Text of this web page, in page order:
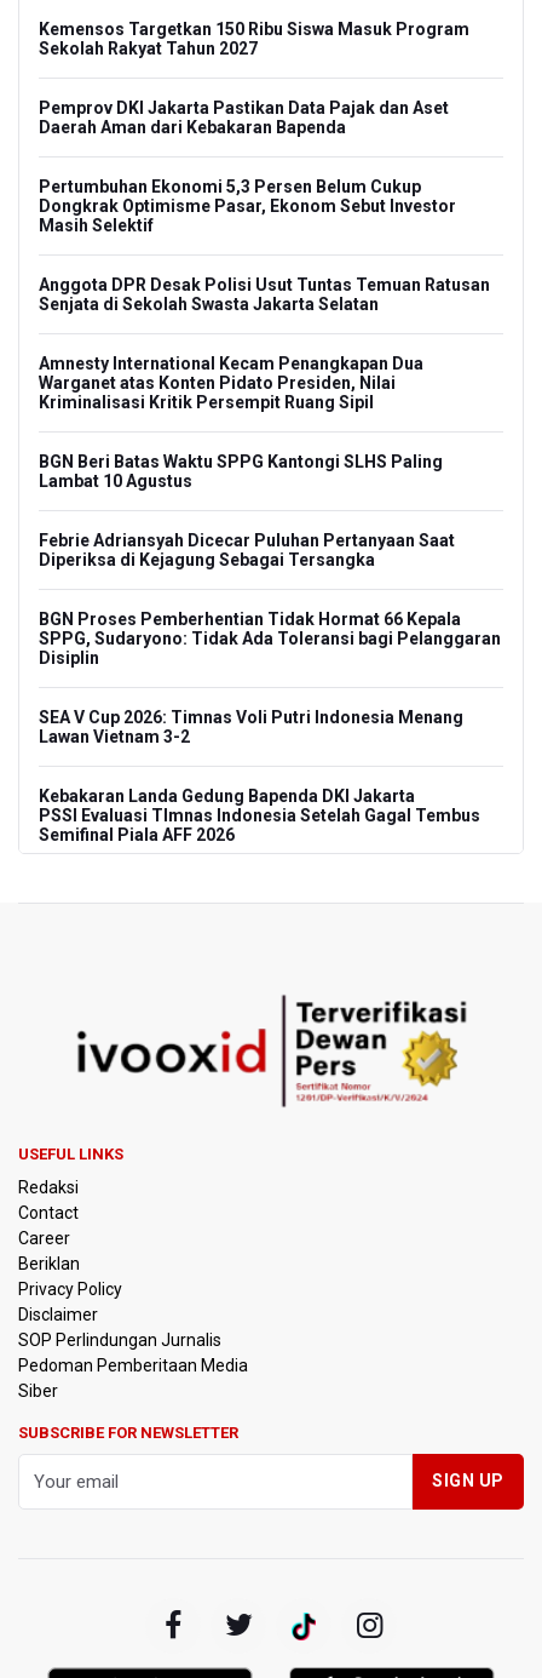
Kemensos Targetkan 150 Ribu Siswa Masuk Program
Sekolah Rakyat Tahun 2027
Pemprov DKI Jakarta Pastikan Data Pajak dan Aset
Daerah Aman dari Kebakaran Bapenda
Pertumbuhan Ekonomi 5,3 Persen Belum Cukup
Dongkrak Optimisme Pasar, Ekonom Sebut Investor
Masih Selektif
Anggota DPR Desak Polisi Usut Tuntas Temuan Ratusan
Senjata di Sekolah Swasta Jakarta Selatan
Amnesty International Kecam Penangkapan Dua
Warganet atas Konten Pidato Presiden, Nilai
Kriminalisasi Kritik Persempit Ruang Sipil
BGN Beri Batas Waktu SPPG Kantongi SLHS Paling
Lambat 10 Agustus
Febrie Adriansyah Dicecar Puluhan Pertanyaan Saat
Diperiksa di Kejagung Sebagai Tersangka
BGN Proses Pemberhentian Tidak Hormat 66 Kepala
SPPG, Sudaryono: Tidak Ada Toleransi bagi Pelanggaran
Disiplin
SEA V Cup 2026: Timnas Voli Putri Indonesia Menang
Lawan Vietnam 3-2
Kebakaran Landa Gedung Bapenda DKI Jakarta
PSSI Evaluasi TImnas Indonesia Setelah Gagal Tembus
Semifinal Piala AFF 2026
Pendakian Gunung Gede Pangrango Ditutup karena
Kebakaran Alun-alun Suryakancana
Indonesia
Perumnas Bangun Hunian Bersubsidi dengan Konsep
Bank Indonesia Sebut Cadangan Devisa Akhir Juli
Sebesar 145,3 Miliar Dolar AS
Penjelasan Kemenkes: Pasien BPJS Kesehatan Viral
Tunggu 8 Jam karena HCU RSCM Terbatas
Terkait Temuan 995 Pucuk Senjata, Yayasan Sekolah: Tak
BRIN Kembangkan Teknologi Modifikasi Cuaca hingga
USEFUL LINKS
Redaksi
Contact
Career
Beriklan
Privacy Policy
Disclaimer
SOP Perlindungan Jurnalis
Pedoman Pemberitaan Media
Siber
SUBSCRIBE FOR NEWSLETTER